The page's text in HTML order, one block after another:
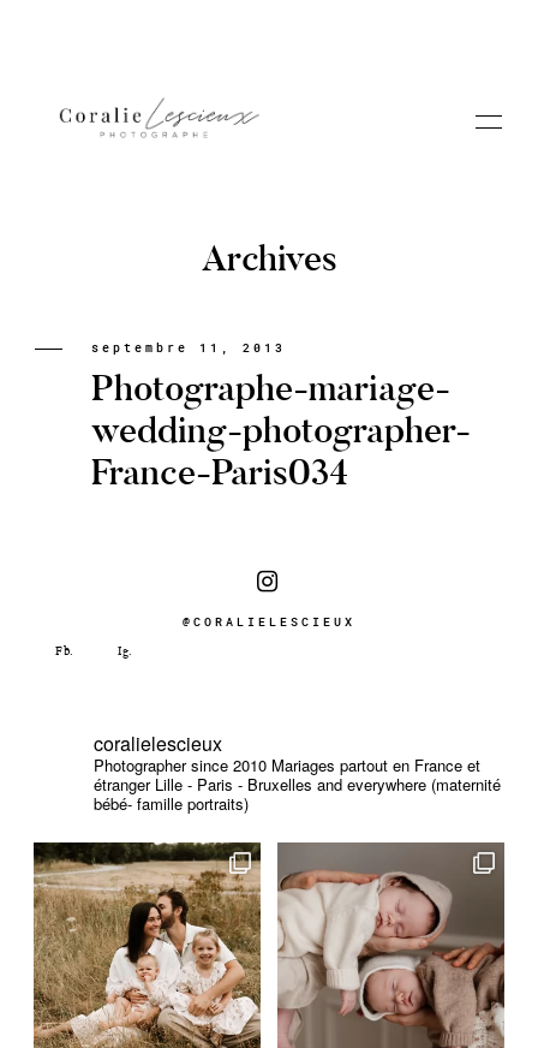
Portfolio
A PROPOS CORALIE
Archives
septembre 11, 2013
Photographe-mariage-
wedding-photographer-
France-Paris034
@CORALIELESCIEUX
coralielescieux
Photographer since 2010 Mariages partout en France et
étranger Lille - Paris - Bruxelles and everywhere (maternité
bébé- famille portraits)